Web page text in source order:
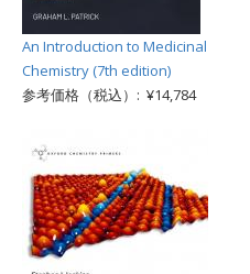
An Introduction to Medicinal
Chemistry (7th edition)
参考価格（税込）: ¥14,784